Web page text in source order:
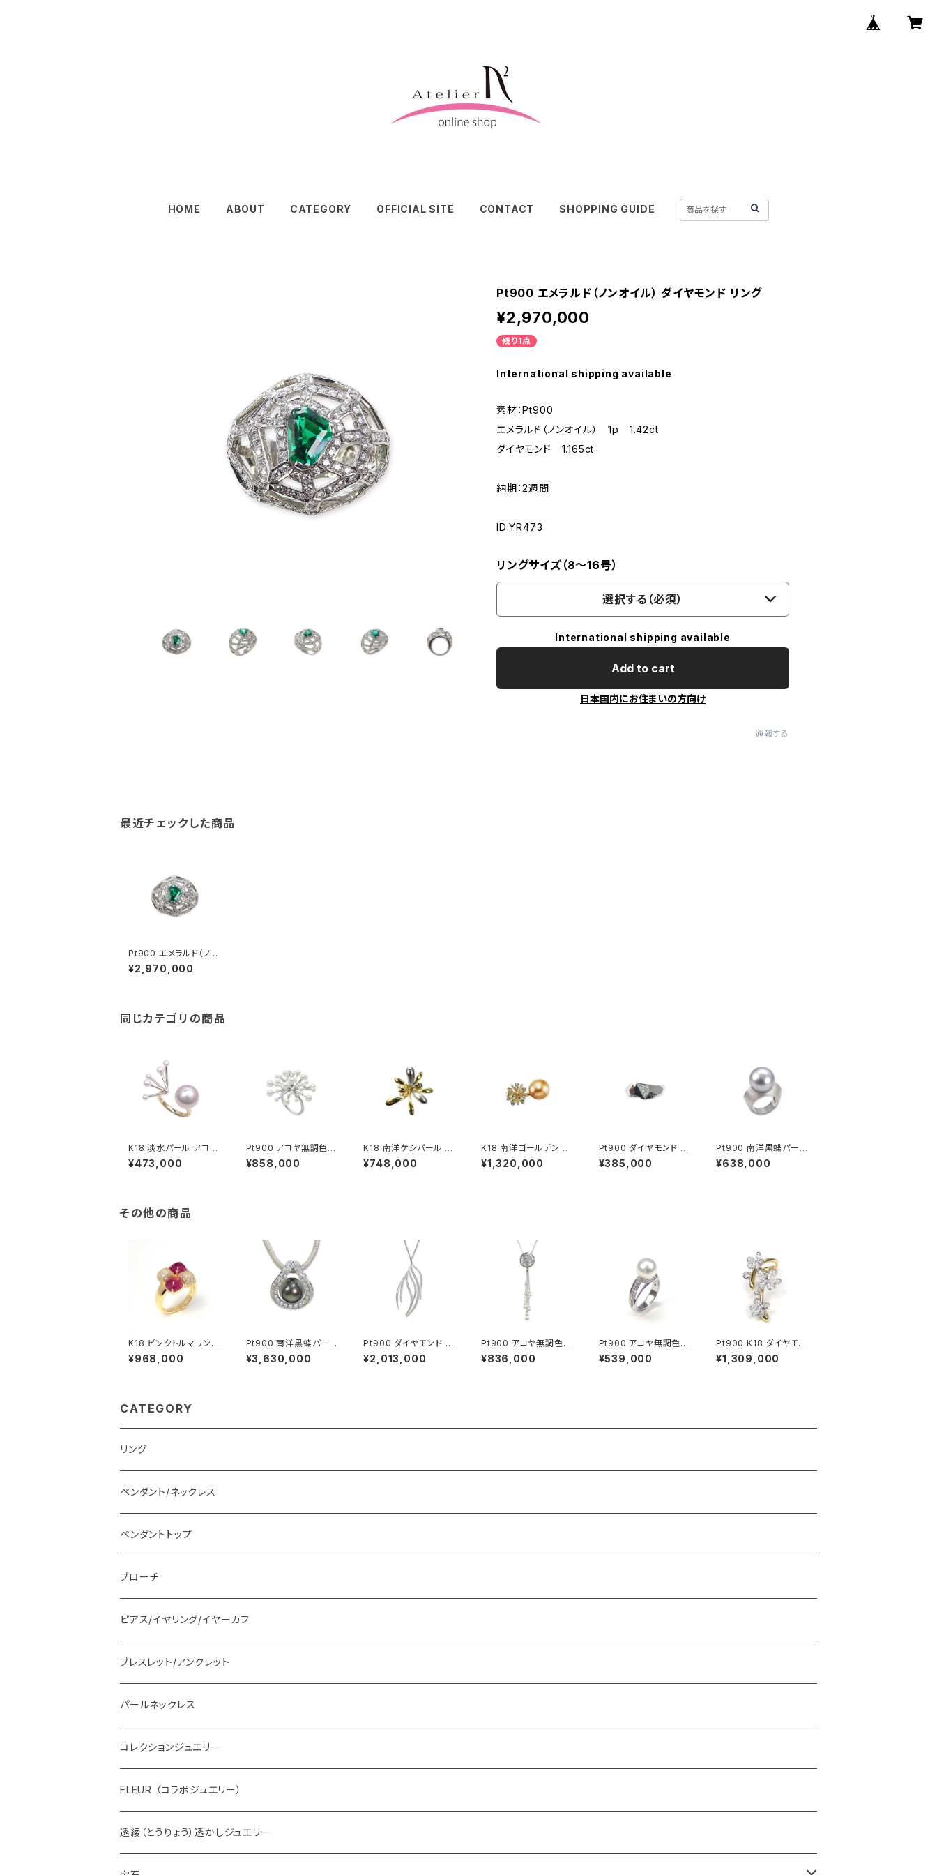
HOME ABOUT CATEGORY OFFICIAL SITE CONTACT SHOPPING GUIDE
Pt900 エメラルド（ノンオイル） ダイヤモンド リング
¥2,970,000
残り1点
International shipping available
素材：Pt900
エメラルド（ノンオイル） 1p 1.42ct
ダイヤモンド 1.165ct
納期：2週間
ID:YR473
リングサイズ（8～16号）
選択する（必須）
International shipping available
Add to cart
日本国内にお住まいの方向け
通報する
最近チェックした商品
Pt900 エメラルド（ノン
オイル） ダイヤモンド リ
ング
¥2,970,000
同じカテゴリの商品
K18 淡水パール アコヤ
無調色ベビーパール リ
ング
¥473,000
Pt900 アコヤ無調色ベ
ビーパール ダイヤモン
ド リング
¥858,000
K18 南洋ケシパール リ
ング
¥748,000
K18 南洋ゴールデンパ
ール ミントガーネット
ダイヤモンド リング
¥1,320,000
Pt900 ダイヤモンド ピ
ンキーリング
¥385,000
Pt900 南洋黒蝶パール
リング
¥638,000
その他の商品
K18 ピンクトルマリン
ダイヤモンド リング
¥968,000
Pt900 南洋黒蝶パール
アコヤ無調色ベビーパ
ール ダイヤモンド ペン
¥3,630,000
Pt900 ダイヤモンド ペ
ンダントネックレス
¥2,013,000
Pt900 アコヤ無調色ベ
ビーパール ダイヤモン
ド ブローチ・ペンダント
¥836,000
Pt900 アコヤ無調色パ
ール ダイヤモンド リン
グ
¥539,000
Pt900 K18 ダイヤモン
ド リング
¥1,309,000
CATEGORY
リング
ペンダント/ネックレス
ペンダントトップ
ブローチ
ピアス/イヤリング/イヤーカフ
ブレスレット/アンクレット
パールネックレス
コレクションジュエリー
FLEUR （コラボジュエリー）
透綾（とうりょう）透かしジュエリー